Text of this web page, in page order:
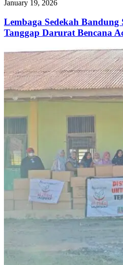
January 19, 2026
Lembaga Sedekah
Tanggap Darurat Bencana